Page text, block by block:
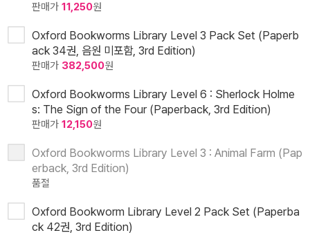
판매가 11,250원
Oxford Bookworms Library Level 3 Pack Set (Paperb
ack 34권, 음원 미포함, 3rd Edition)
판매가 382,500원
Oxford Bookworms Library Level 6 : Sherlock Holme
s: The Sign of the Four (Paperback, 3rd Edition)
판매가 12,150원
Oxford Bookworms Library Level 3 : Animal Farm (Pap
erback, 3rd Edition)
품절
Oxford Bookworm Library Level 2 Pack Set (Paperba
ck 42권, 3rd Edition)